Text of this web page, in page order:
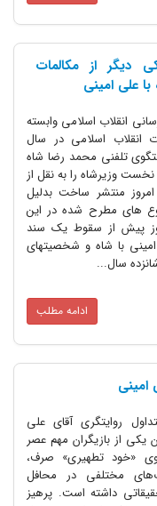
دیگر از مکالمات
علی امینی
انقلاب اسلامی وابسته
انقلاب اسلامی در سال
تلفنی محمد رضا شاه
وزیرشاه را به نقل از
منتشر ساخت بدلیل
های مطرح شده در این
باردیگر بازنشر گردید 63 روز پیش از سقوط یک سند
با شاه و شخصیتهای
ادامه مطلب
روایتگری آقای علی
یکی از بازیگران مهم عصر
«خود تطهیری» صرف،
مختلفی در محافل
داشته است. پرهیز